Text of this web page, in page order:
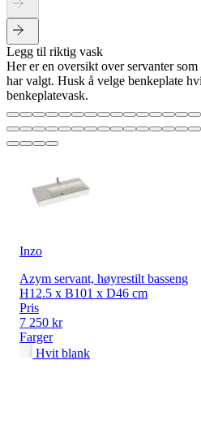
Legg til riktig vask
Her er en oversikt over servanter
har valgt. Husk å velge benkeplate
benkeplatevask.
Inzo
Azym servant, høyrestilt basseng
H12.5 x B101 x D46 cm
Pris
7 250 kr
Farger
Hvit blank